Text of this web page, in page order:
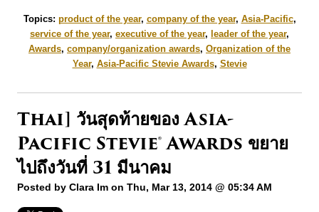
Topics: product of the year, company of the year, Asia-Pacific,
service of the year, executive of the year, leader of the year,
Awards, company/organization awards, Organization of the
Year, Asia-Pacific Stevie Awards, Stevie
Thai] วันสุดท้ายของ Asia-
Pacific Stevie® Awards ขยาย
ไปถึงวันที่ 31 มีนาคม
Posted by Clara Im on Thu, Mar 13, 2014 @ 05:34 AM